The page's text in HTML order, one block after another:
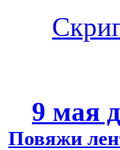
9 мая
Повяжи